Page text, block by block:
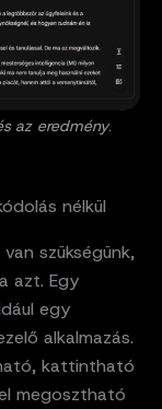
az eredmény.
nélkül
szükségünk,
azt. Egy
egy
alkalmazás.
kattintható
megosztható